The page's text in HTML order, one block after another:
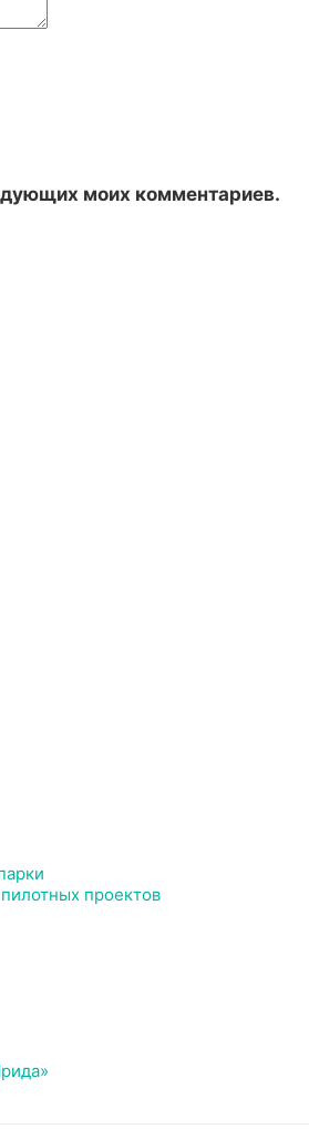
моих комментариев.
проектов